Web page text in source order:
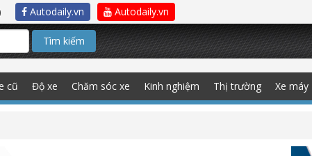
Autodaily.vn Autodaily.vn
Tìm kiếm
cũ Độ xe Chăm sóc xe Kinh nghiệm Thị trường Xe máy